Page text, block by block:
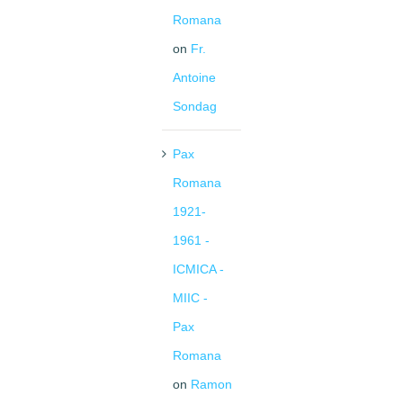
Romana
on Fr.
Antoine
Sondag
Pax
Romana
1921-
1961 -
ICMICA -
MIIC -
Pax
Romana
on Ramon